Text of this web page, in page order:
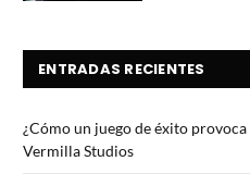
ENTRADAS RECIENTES
¿Cómo un juego de éxito
Vermilla Studios